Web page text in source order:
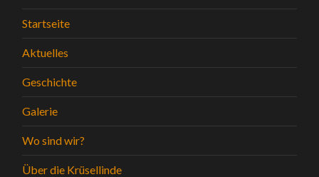
Startseite
Aktuelles
Geschichte
Galerie
Wo sind wir?
Über die Krüsellinde